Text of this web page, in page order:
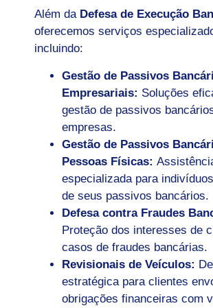
Além da Defesa de Execução
oferecemos serviços
incluindo:
Gestão de Passivos
Empresariais: Soluções
gestão de passivos
empresas.
Gestão de Passivos
Pessoas Físicas:
especializada para
de seus passivos bancários.
Defesa contra Fraudes
Proteção dos interesses de
casos de fraudes bancárias.
Revisionais de Veículos:
estratégica para clientes
obrigações financeiras com